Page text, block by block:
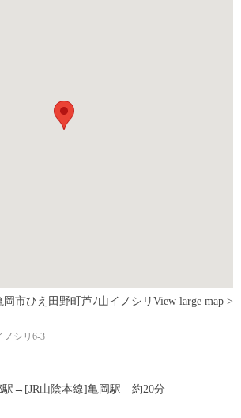
View large map >
市ひえ田野町芦ﾉ山イノシリ
ノシリ6-3
駅→[JR山陰本線]亀岡駅 約20分